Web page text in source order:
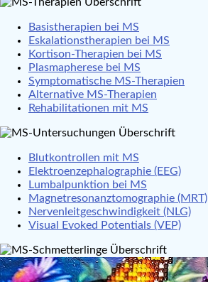
Basistherapien bei MS
Eskalationstherapien bei MS
Kortison-Therapien bei MS
Plasmapherese bei MS
Symptomatische MS-Therapien
Alternative MS-Therapien
Rehabilitationen mit MS
Blutkontrollen mit MS
Elektroenzephalographie (EEG)
Lumbalpunktion bei MS
Magnetresonanztomographie (MRT)
Nervenleitgeschwindigkeit (NLG)
Visual Evoked Potentials (VEP)